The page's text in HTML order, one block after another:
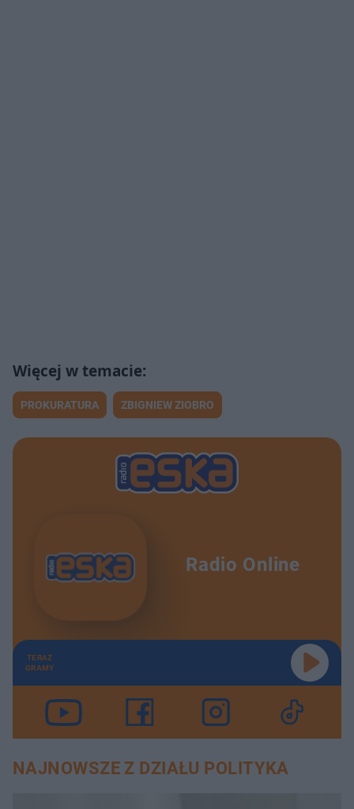
PROKURATURA ZBIGNIEW ZIOBRO
Radio Online
TERAZ
GRAMY
NAJNOWSZE Z DZIAŁU POLITYKA